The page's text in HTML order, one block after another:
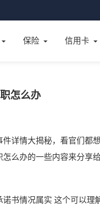
保险 信用卡
怎么办
详情大揭秘，看官们都
么办的一些内容来分享
书情况属实 这个可以理